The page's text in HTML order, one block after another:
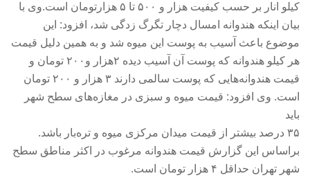
کیلو انار بر حسب کیفیت هزار و ۵۰۰ تا ۵ هزارتومان است.وی با
بیان اینکه هندوانه‌ امسال دچار تگرگ زدگی شد، افزود: این
موضوع باعث آسیب به پوست این میوه شد و به همین دلیل قیمت
هر کیلو هندوانه که پوست آن آسیب دیده ۲هزار و۲۰۰ تومان و
قیمت هندوانه‌هایی که پوست سالمی دارند ۳ هزار و ۲۰۰ تومان
است. وی افزود: قیمت میوه و سبزی در مغازه‌های سطح شهر
باید
۳۵ درصد بیشتر از قیمت میدان مرکزی میوه و تره‌بار باشد.
براساس این گزارش قیمت هندوانه مرغوب در اکثر مناطق سطح
شهر تهران حداقل ۴ هزار تومان است.